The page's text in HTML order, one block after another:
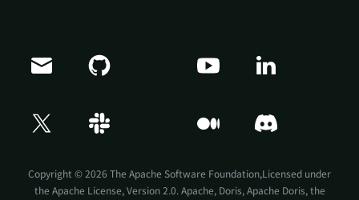
Copyright © 2026 The Apache Software Foundation,Licensed under
the Apache License, Version 2.0. Apache, Doris, Apache Doris, the
Doris Summit 26